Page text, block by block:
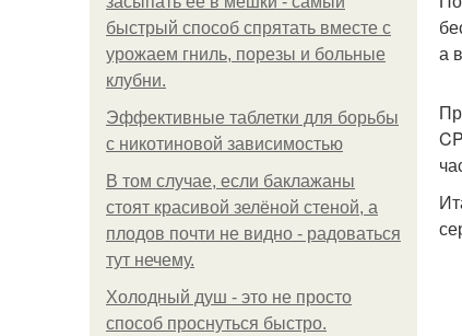
быстрый способ спрятать вместе с
урожаем гниль, порезы и больные
клубни.
Эффективные таблетки для борьбы
с никотиновой зависимостью
В том случае, если баклажаны
стоят красивой зелёной стеной, а
плодов почти не видно - радоваться
тут нечему.
Холодный душ - это не просто
способ проснуться быстро.
а